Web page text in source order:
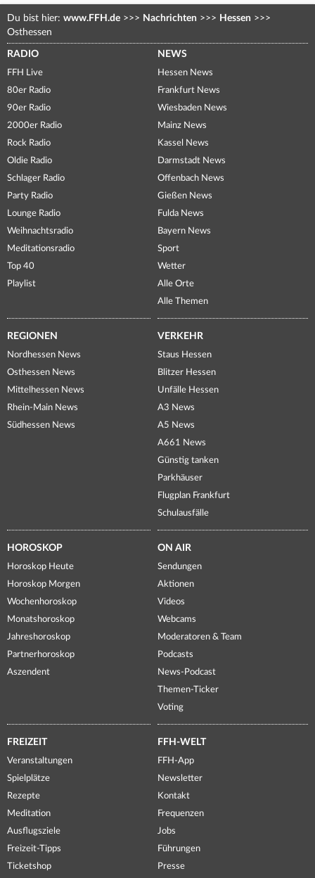
Du bist hier: www.FFH.de >>> Nachrichten >>> Hessen >>>
Osthessen
RADIO
FFH Live
80er Radio
90er Radio
2000er Radio
Rock Radio
Oldie Radio
Schlager Radio
Party Radio
Lounge Radio
Weihnachtsradio
Meditationsradio
Top 40
Playlist
NEWS
Hessen News
Frankfurt News
Wiesbaden News
Mainz News
Kassel News
Darmstadt News
Offenbach News
Gießen News
Fulda News
Bayern News
Sport
Wetter
Alle Orte
Alle Themen
REGIONEN
Nordhessen News
Osthessen News
Mittelhessen News
Rhein-Main News
Südhessen News
VERKEHR
Staus Hessen
Blitzer Hessen
Unfälle Hessen
A3 News
A5 News
A661 News
Günstig tanken
Parkhäuser
Flugplan Frankfurt
Schulausfälle
HOROSKOP
Horoskop Heute
Horoskop Morgen
Wochenhoroskop
Monatshoroskop
Jahreshoroskop
Partnerhoroskop
Aszendent
ON AIR
Sendungen
Aktionen
Videos
Webcams
Moderatoren & Team
Podcasts
News-Podcast
Themen-Ticker
Voting
FREIZEIT
Veranstaltungen
Spielplätze
Rezepte
Meditation
Ausflugsziele
Freizeit-Tipps
Ticketshop
FFH-WELT
FFH-App
Newsletter
Kontakt
Frequenzen
Jobs
Führungen
Presse